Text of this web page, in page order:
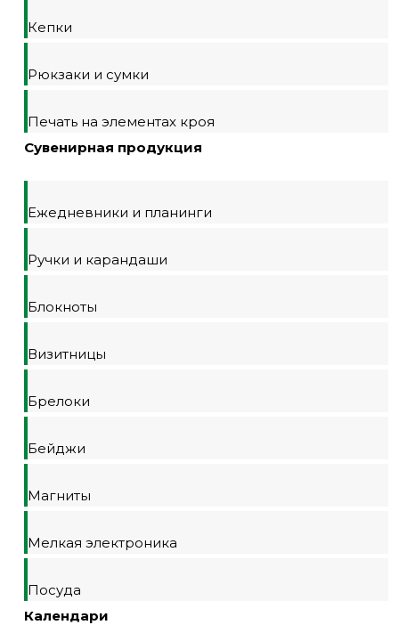
Кепки
Рюкзаки и сумки
Печать на элементах кроя
Сувенирная продукция
Ежедневники и планинги
Ручки и карандаши
Блокноты
Визитницы
Брелоки
Бейджи
Магниты
Мелкая электроника
Посуда
Календари